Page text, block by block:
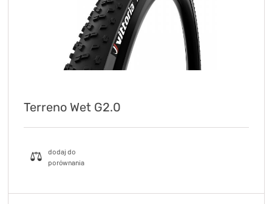
Terreno Wet G2.0